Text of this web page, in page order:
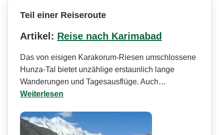
Teil einer Reiseroute
Artikel: Reise nach Karimabad
Das von eisigen Karakorum-Riesen umschlossene
Hunza-Tal bietet unzählige erstaunlich lange
Wanderungen und Tagesausflüge. Auch…
Weiterlesen